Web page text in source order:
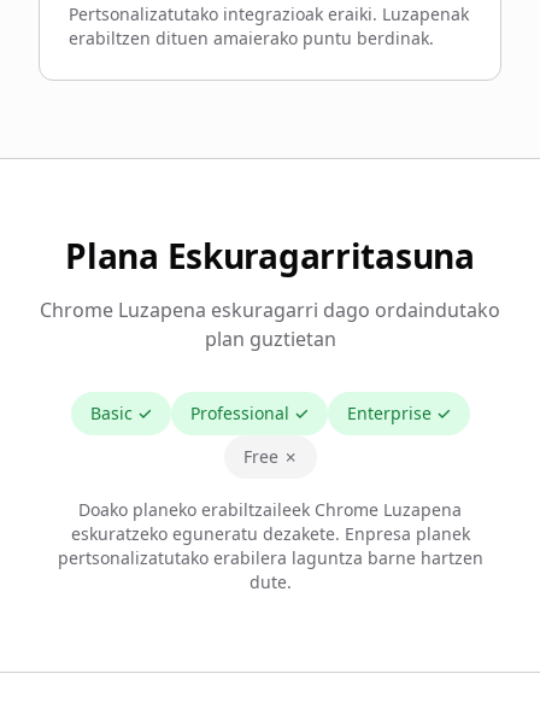
Pertsonalizatutako integrazioak eraiki. Luzapenak
erabiltzen dituen amaierako puntu berdinak.
Plana Eskuragarritasuna
Chrome Luzapena eskuragarri dago ordaindutako
plan guztietan
Basic ✓ Professional ✓ Enterprise✓
Free ✗
Doako planeko erabiltzaileek Chrome Luzapena
eskuratzeko eguneratu dezakete. Enpresa planek
pertsonalizatutako erabilera laguntza barne hartzen
dute.